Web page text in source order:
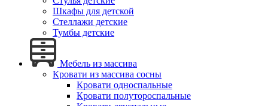
Шкафы для детской
Стеллажи детские
Тумбы детские
Мебель из массива
Кровати из массива сосны
Кровати односпальные
Кровати полутороспальные